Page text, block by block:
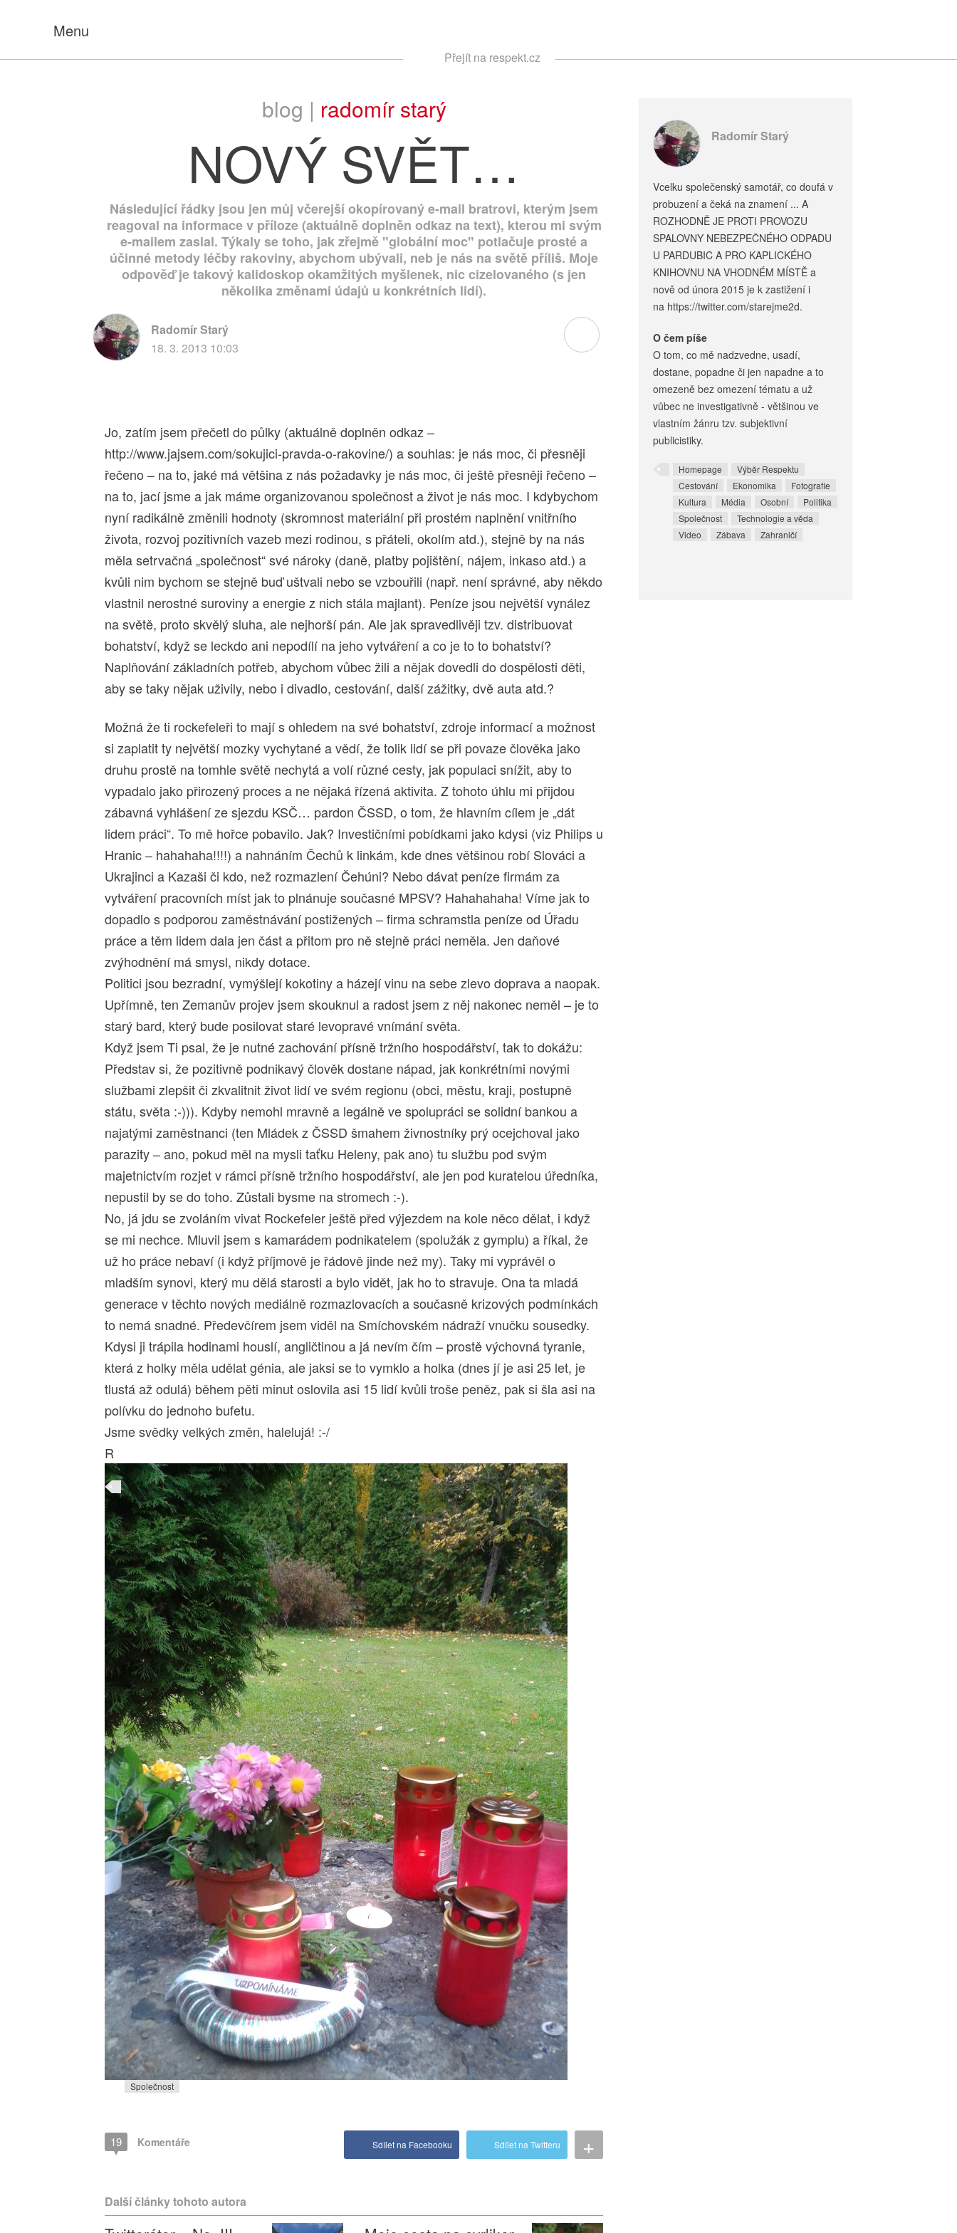
Menu
Přejít na respekt.cz
blog | radomír starý
NOVÝ SVĚT…
Následující řádky jsou jen můj včerejší okopírovaný e-mail bratrovi, kterým jsem
reagoval na informace v příloze (aktuálně doplněn odkaz na text), kterou mi svým
e-mailem zaslal. Týkaly se toho, jak zřejmě "globální moc" potlačuje prosté a
účinné metody léčby rakoviny, abychom ubývali, neb je nás na světě příliš. Moje
odpověď je takový kalidoskop okamžitých myšlenek, nic cizelovaného (s jen
několika změnami údajů u konkrétních lidí).
Radomír Starý
18. 3. 2013 10:03
Jo, zatím jsem přečetl do půlky (aktuálně doplněn odkaz –
http://www.jajsem.com/sokujici-pravda-o-rakovine/) a souhlas: je nás moc, či přesněji
řečeno – na to, jaké má většina z nás požadavky je nás moc, či ještě přesněji řečeno –
na to, jací jsme a jak máme organizovanou společnost a život je nás moc. I kdybychom
nyní radikálně změnili hodnoty (skromnost materiální při prostém naplnění vnitřního
života, rozvoj pozitivních vazeb mezi rodinou, s přáteli, okolím atd.), stejně by na nás
měla setrvačná „společnost“ své nároky (daně, platby pojištění, nájem, inkaso atd.) a
kvůli nim bychom se stejně buď uštvali nebo se vzbouřili (např. není správné, aby někdo
vlastnil nerostné suroviny a energie z nich stála majlant). Peníze jsou největší vynález
na světě, proto skvělý sluha, ale nejhorší pán. Ale jak spravedlivěji tzv. distribuovat
bohatství, když se leckdo ani nepodílí na jeho vytváření a co je to to bohatství?
Naplňování základních potřeb, abychom vůbec žili a nějak dovedli do dospělosti děti,
aby se taky nějak uživily, nebo i divadlo, cestování, další zážitky, dvě auta atd.?
Možná že ti rockefeleři to mají s ohledem na své bohatství, zdroje informací a možnost
si zaplatit ty největší mozky vychytané a vědí, že tolik lidí se při povaze člověka jako
druhu prostě na tomhle světě nechytá a volí různé cesty, jak populaci snížit, aby to
vypadalo jako přirozený proces a ne nějaká řízená aktivita. Z tohoto úhlu mi přijdou
zábavná vyhlášení ze sjezdu KSČ… pardon ČSSD, o tom, že hlavním cílem je „dát
lidem práci“. To mě hořce pobavilo. Jak? Investičními pobídkami jako kdysi (viz Philips u
Hranic – hahahaha!!!!) a nahnáním Čechů k linkám, kde dnes většinou robí Slováci a
Ukrajinci a Kazaši či kdo, než rozmazlení Čehúni? Nebo dávat peníze firmám za
vytváření pracovních míst jak to plnánuje současné MPSV? Hahahahaha! Víme jak to
dopadlo s podporou zaměstnávání postižených – firma schramstla peníze od Úřadu
práce a těm lidem dala jen část a přitom pro ně stejně práci neměla. Jen daňové
zvýhodnění má smysl, nikdy dotace.
Politici jsou bezradní, vymýšlejí kokotiny a házejí vinu na sebe zlevo doprava a naopak.
Upřímně, ten Zemanův projev jsem skouknul a radost jsem z něj nakonec neměl – je to
starý bard, který bude posilovat staré levopravé vnímání světa.
Když jsem Ti psal, že je nutné zachování přísně tržního hospodářství, tak to dokážu:
Představ si, že pozitivně podnikavý člověk dostane nápad, jak konkrétními novými
službami zlepšit či zkvalitnit život lidí ve svém regionu (obci, městu, kraji, postupně
státu, světa :-))). Kdyby nemohl mravně a legálně ve spolupráci se solidní bankou a
najatými zaměstnanci (ten Mládek z ČSSD šmahem živnostníky prý ocejchoval jako
parazity – ano, pokud měl na mysli taťku Heleny, pak ano) tu službu pod svým
majetnictvím rozjet v rámci přísně tržního hospodářství, ale jen pod kuratelou úředníka,
nepustil by se do toho. Zůstali bysme na stromech :-).
No, já jdu se zvoláním vivat Rockefeler ještě před výjezdem na kole něco dělat, i když
se mi nechce. Mluvil jsem s kamarádem podnikatelem (spolužák z gymplu) a říkal, že
už ho práce nebaví (i když příjmově je řádově jinde než my). Taky mi vyprávěl o
mladším synovi, který mu dělá starosti a bylo vidět, jak ho to stravuje. Ona ta mladá
generace v těchto nových mediálně rozmazlovacích a současně krizových podmínkách
to nemá snadné. Předevčírem jsem viděl na Smíchovském nádraží vnučku sousedky.
Kdysi ji trápila hodinami houslí, angličtinou a já nevím čím – prostě výchovná tyranie,
která z holky měla udělat génia, ale jaksi se to vymklo a holka (dnes jí je asi 25 let, je
tlustá až odulá) během pěti minut oslovila asi 15 lidí kvůli troše peněz, pak si šla asi na
polívku do jednoho bufetu.
Jsme svědky velkých změn, halelujá! :-/
R
Společnost
19 Komentáře +
Sdílet na Twitteru
Sdílet na Facebooku
Další články tohoto autora
Radomír Starý
Vcelku společenský samotář, co doufá v
probuzení a čeká na znamení ... A
ROZHODNĚ JE PROTI PROVOZU
SPALOVNY NEBEZPEČNÉHO ODPADU
U PARDUBIC A PRO KAPLICKÉHO
KNIHOVNU NA VHODNÉM MÍSTĚ a
nově od února 2015 je k zastižení i
na https://twitter.com/starejme2d.
O čem píše
O tom, co mě nadzvedne, usadí,
dostane, popadne či jen napadne a to
omezeně bez omezení tématu a už
vůbec ne investigativně - většinou ve
vlastním žánru tzv. subjektivní
publicistiky.
Homepage
Výběr Respektu
Cestování
Ekonomika
Fotografie
Kultura
Média Osobní
Politika
Společnost
Technologie a věda
Video
Zábava Zahraničí